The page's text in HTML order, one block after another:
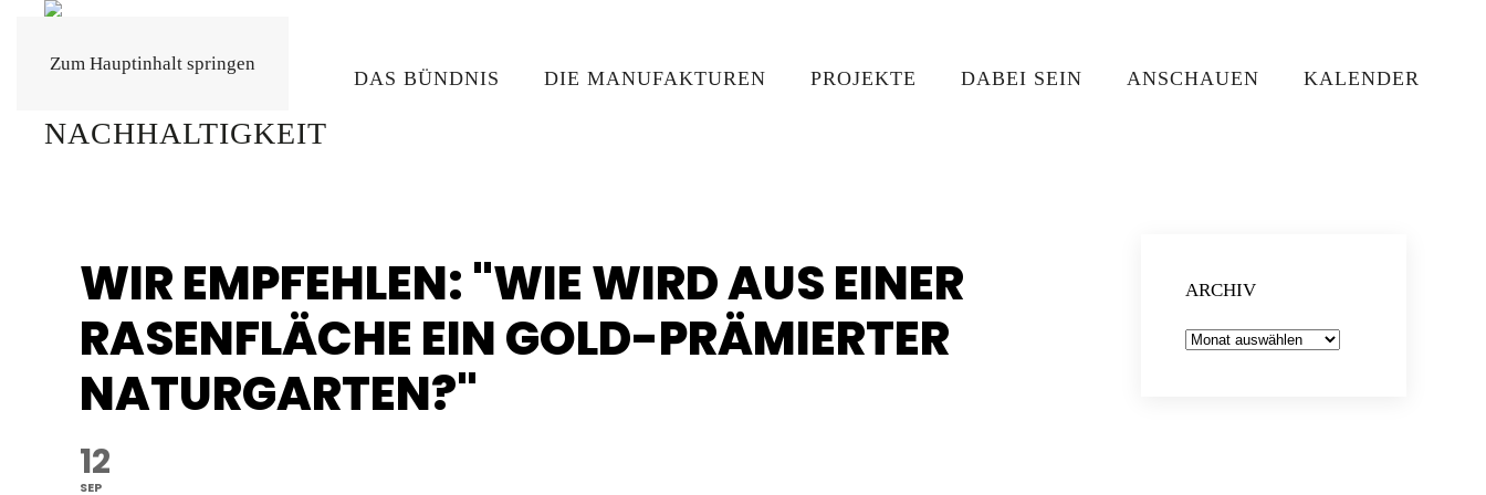
Zum Hauptinhalt springen
DAS BÜNDNIS DIE MANUFAKTUREN PROJEKTE DABEI SEIN ANSCHAUEN KALENDER
WIR EMPFEHLEN: "WIE WIRD AUS EINER
RASENFLÄCHE EIN GOLD-PRÄMIERTER
NATURGARTEN?"
12
SEP
ARCHIV
Archiv